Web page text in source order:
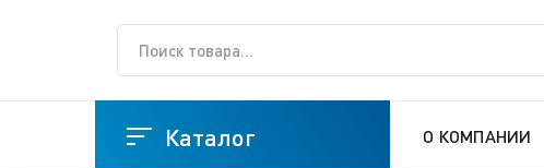
О КОМПАНИИ
Каталог